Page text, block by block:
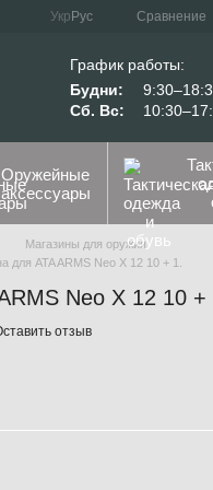
Укр Рус Сравнение
График работы:
Будни:
Сб. Вс:
Оружейные
аксессуары
Магазины для оружия
для ATA ARMS Neo Х 12 10 + 1.
Neo Х 12 10 +
отзыв